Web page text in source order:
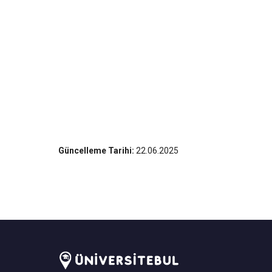
Güncelleme Tarihi: 22.06.2025